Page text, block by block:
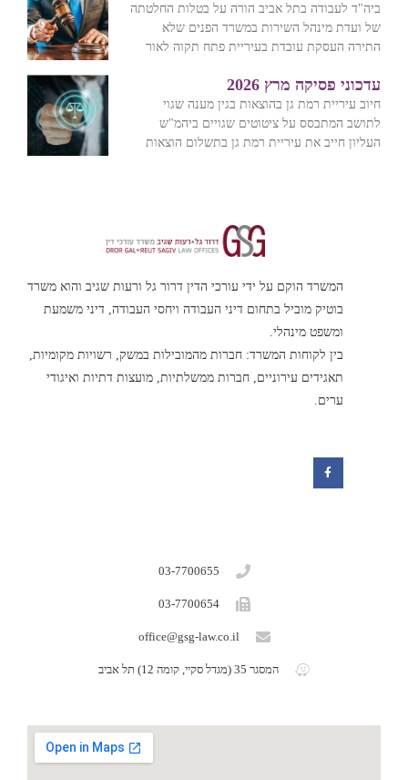
ביה"ד לעבודה בתל אביב הורה על בטלות החלטתה
של ועדת מינהל השירות במשרד הפנים שלא
התירה העסקת עובדת בעיריית פתח תקוה לאור
עדכוני פסיקה מרץ 2026
חיוב עיריית רמת גן בהוצאות בגין מענה שגוי
לתושב המתבסס על ציטוטים שגויים ביהמ"ש
העליון חייב את עיריית רמת גן בתשלום הוצאות
המשרד הוקם על ידי עורכי הדין דרור גל ורעות שגיב והוא משרד
בוטיק מוביל בתחום דיני העבודה ויחסי העבודה, דיני משמעת
ומשפט מינהלי.
בין לקוחות המשרד: חברות מהמובילות במשק, רשויות מקומיות,
תאגידים עירוניים, חברות ממשלתיות, מועצות דתיות ואיגודי
ערים.
c
e
b
o
03-7700655
03-7700654
office@gsg-law.co.il
המסגר 35 (מגדל סקיי, קומה 12) תל אביב